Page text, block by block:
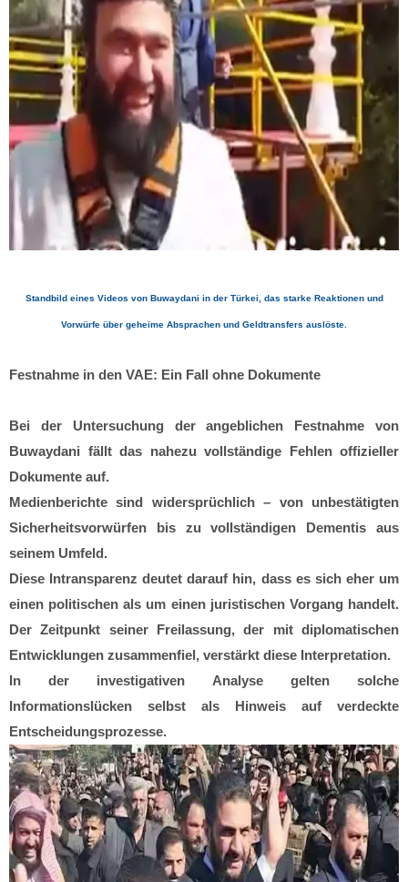
Standbild eines Videos von Buwaydani in der Türkei, das starke Reaktionen und
Vorwürfe über geheime Absprachen und Geldtransfers auslöste.
Festnahme in den VAE: Ein Fall ohne Dokumente
Bei der Untersuchung der angeblichen Festnahme von
Buwaydani fällt das nahezu vollständige Fehlen offizieller
Dokumente auf.
Medienberichte sind widersprüchlich – von unbestätigten
Sicherheitsvorwürfen bis zu vollständigen Dementis aus
seinem Umfeld.
Diese Intransparenz deutet darauf hin, dass es sich eher um
einen politischen als um einen juristischen Vorgang handelt.
Der Zeitpunkt seiner Freilassung, der mit diplomatischen
Entwicklungen zusammenfiel, verstärkt diese Interpretation.
In der investigativen Analyse gelten solche
Informationslücken selbst als Hinweis auf verdeckte
Entscheidungsprozesse.